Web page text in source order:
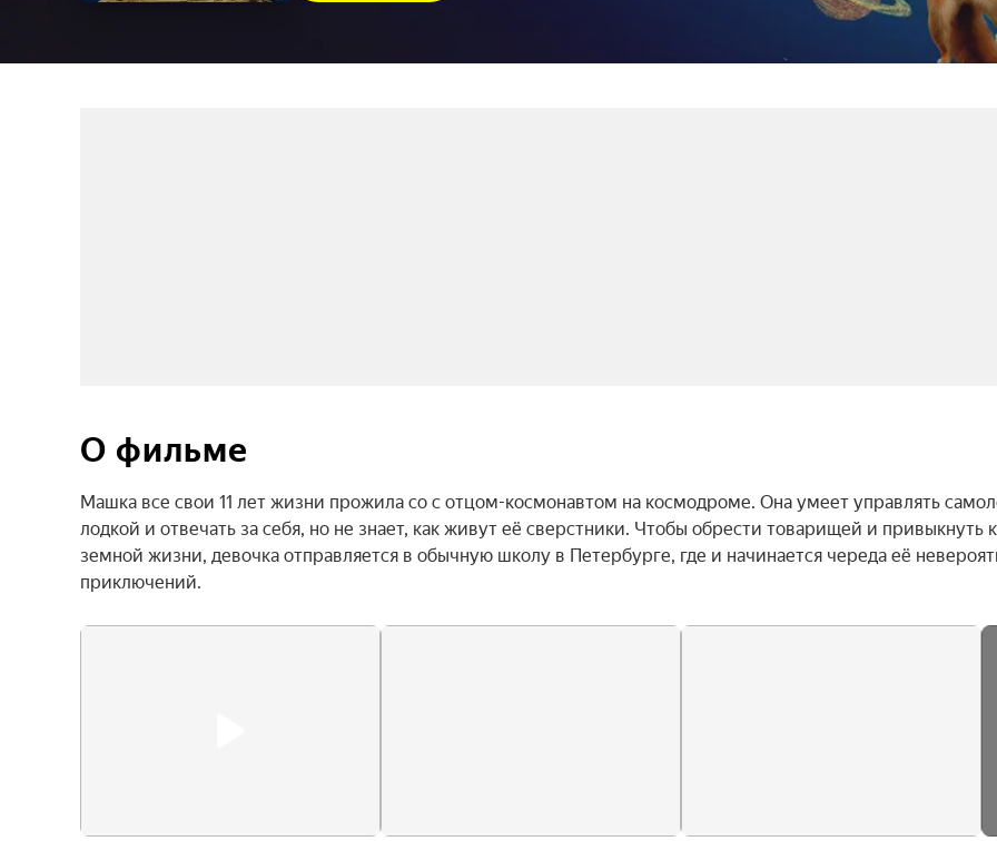
О фильме
Машка все свои 11 лет жизни прожила со с отцом-космонавтом на космодроме. Она умеет управлять
лодкой и отвечать за себя, но не знает, как живут её сверстники. Чтобы обрести товарищей и привыкнуть к
земной жизни, девочка отправляется в обычную школу в Петербурге, где и начинается череда её
приключений.